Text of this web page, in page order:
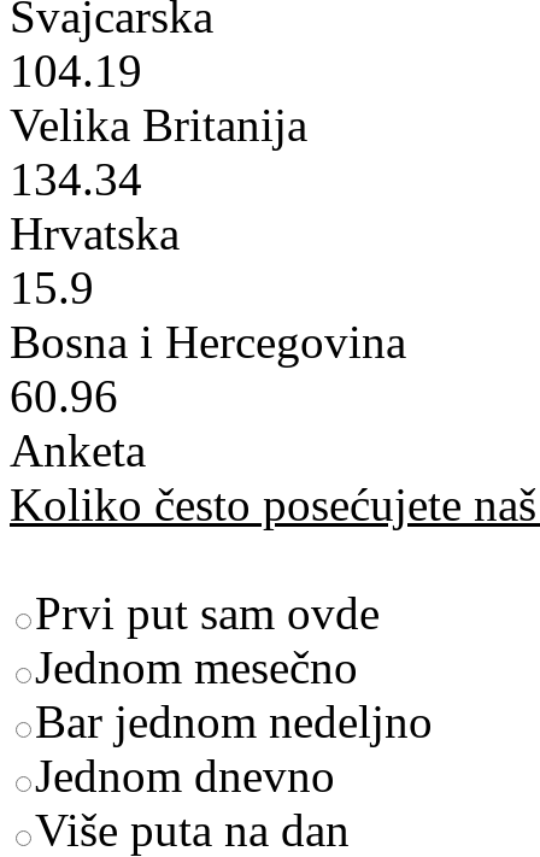
Švajcarska
104.19
Velika Britanija
134.34
Hrvatska
15.9
Bosna i Hercegovina
60.96
Anketa
Koliko često posećujete
Prvi put sam ovde
Jednom mesečno
Bar jednom nedeljno
Jednom dnevno
Više puta na dan